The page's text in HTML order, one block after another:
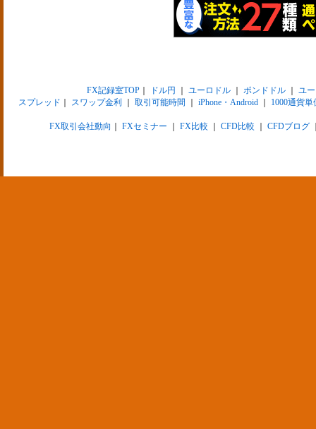
FX記録室TOP｜ ドル円 ユーロドル｜ ポンドドル｜ ユ
スプレッド
スワップ金利 取引可能時間 iPhone・Android 1000通貨単
FX取引会社動向 FXセミナー FX比較 CFD比較 CFDブログ